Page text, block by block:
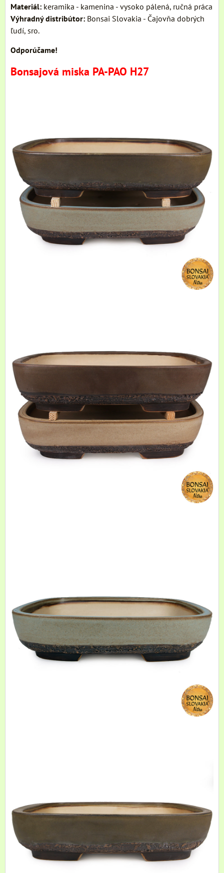
Materiál: keramika - kamenina - vysoko pálená, ručná práca
Výhradný distribútor: Bonsai Slovakia - Čajovňa dobrých
ľudí, sro.
Odporúčame!
Bonsajová miska PA-PAO H27